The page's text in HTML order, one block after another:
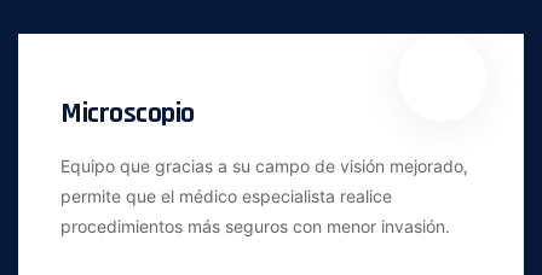
Microscopio
Equipo que gracias a su campo de visión mejorado,
permite que el médico especialista realice
procedimientos más seguros con menor invasión.